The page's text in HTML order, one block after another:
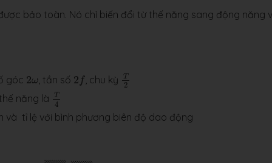
bảo toàn. Nó chỉ biến đổi từ thế năng sang động năng
góc 2ω
2ω , tần số 2 f
2 f , chu kỳ T
2
T2
năng là T
4
T4
và tỉ lệ với bình phương biên độ dao động